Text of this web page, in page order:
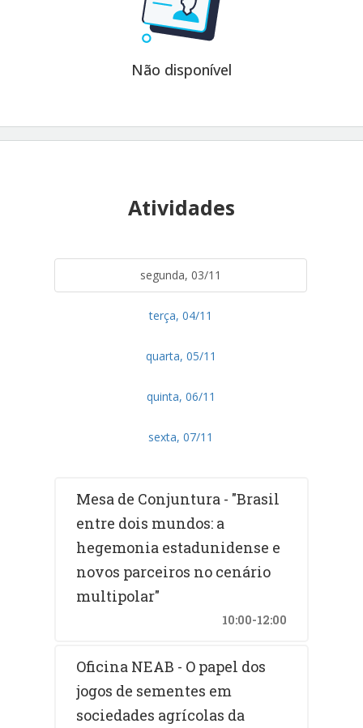
Não disponível
Atividades
segunda, 03/11
terça, 04/11
quarta, 05/11
quinta, 06/11
sexta, 07/11
Mesa de Conjuntura - "Brasil
entre dois mundos: a
hegemonia estadunidense e
novos parceiros no cenário
multipolar"
10:00-12:00
Oficina NEAB - O papel dos
jogos de sementes em
sociedades agrícolas da